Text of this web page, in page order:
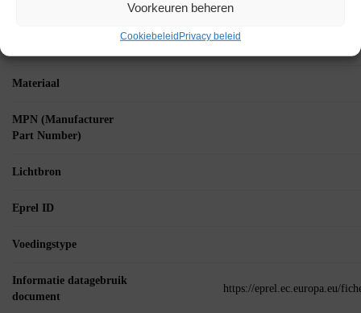
Voorkeuren beheren
CookiebeleidPrivacy beleid
https://orbitelectronic.sirv.com/Energielabels/
Materiaal
MPN (Manufacturer
Part Number)
Lichtbron
Eprel ID
Voedingstype
Informatie datagebruik
document
https://eprel.ec.europa.eu/